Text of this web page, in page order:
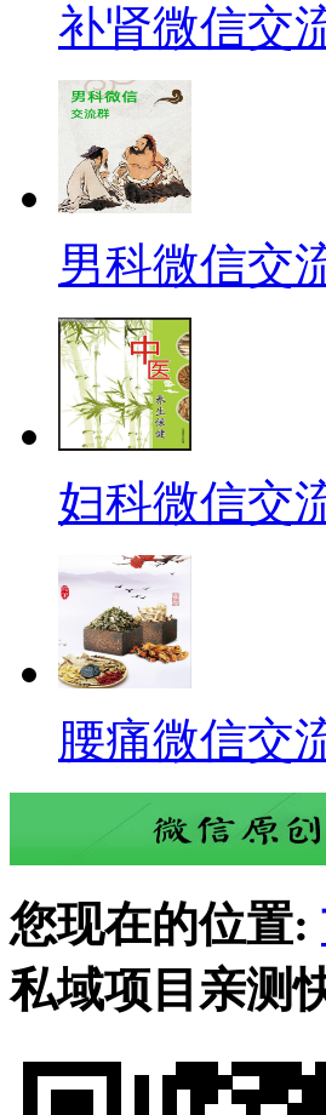
补肾微信交
男科微信交
妇科微信交
腰痛微信交
您现在的位置:
私域项目亲测